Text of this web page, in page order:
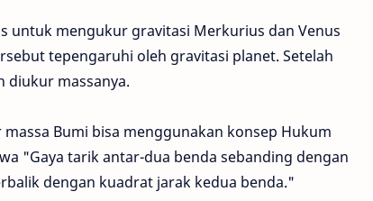
untuk mengukur gravitasi Merkurius dan Venus
tepengaruhi oleh gravitasi planet. Setelah
diukur massanya.
Bumi bisa menggunakan konsep Hukum
"Gaya tarik antar-dua benda sebanding dengan
dengan kuadrat jarak kedua benda."